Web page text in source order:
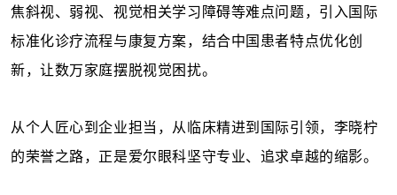
焦斜视、弱视、视觉相关学习障碍等难点问题，引入国际
标准化诊疗流程与康复方案，结合中国患者特点优化创
新，让数万家庭摆脱视觉困扰。
从个人匠心到企业担当，从临床精进到国际引领，李晓柠
的荣誉之路，正是爱尔眼科坚守专业、追求卓越的缩影。